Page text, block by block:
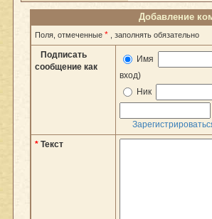
Добавление
Поля, отмеченные * , заполнять обязательно
Подписать
сообщение как
Имя
вход)
Ник
* Текст